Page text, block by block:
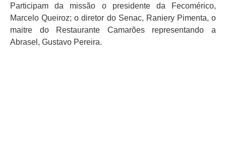
Participam da missão o presidente da Fecomérico,
Marcelo Queiroz; o diretor do Senac, Raniery Pimenta, o
maitre do Restaurante Camarões representando a
Abrasel, Gustavo Pereira.